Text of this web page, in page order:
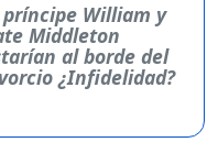
príncipe William y
Middleton
al borde del
¿Infidelidad?